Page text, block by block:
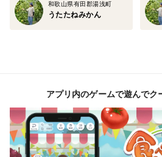
和歌山県有田郡湯浅町
うたたねみかん
アプリ内のゲームで遊んでク